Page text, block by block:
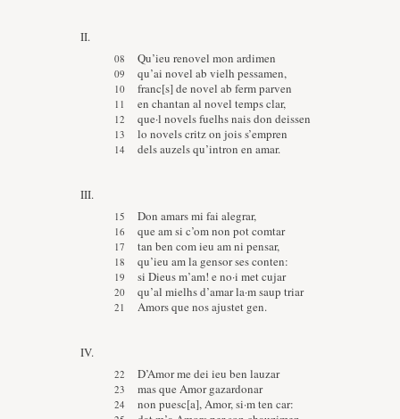
II.
Qu’ieu renovel mon ardimen
qu’ai novel ab vielh pessamen,
franc[s] de novel ab ferm parven
en chantan al novel temps clar,
que·l novels fuelhs nais don deissen
lo novels critz on jois s’empren
dels auzels qu’intron en amar.
III.
Don amars mi fai alegrar,
que am si c’om non pot comtar
tan ben com ieu am ni pensar,
qu’ieu am la gensor ses conten:
si Dieus m’am! e no·i met cujar
qu’al mielhs d’amar la·m saup triar
Amors que nos ajustet gen.
IV.
D’Amor me dei ieu ben lauzar
mas que Amor gazardonar
non puesc[a], Amor, si·m ten car: